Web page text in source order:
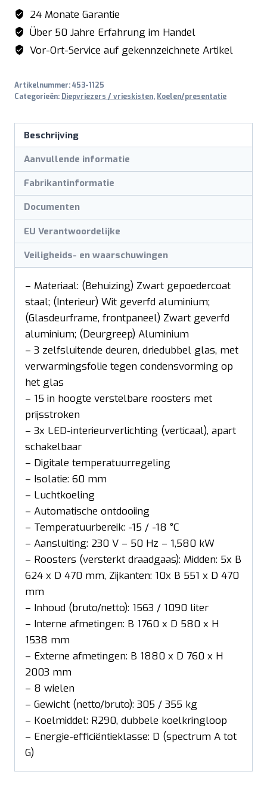
-
model
GTK
1480
aantal
24 Monate Garantie
Über 50 Jahre Erfahrung im Handel
Vor-Ort-Service auf gekennzeichnete Artikel
Artikelnummer:453-1125
Categorieën: Diepvriezers / vrieskisten, Koelen/presentatie
Beschrijving
Aanvullende informatie
Fabrikantinformatie
Documenten
EU Verantwoordelijke
Veiligheids- en waarschuwingen
– Materiaal: (Behuizing) Zwart gepoedercoat
staal; (Interieur) Wit geverfd aluminium;
(Glasdeurframe, frontpaneel) Zwart geverfd
aluminium; (Deurgreep) Aluminium
– 3 zelfsluitende deuren, driedubbel glas, met
verwarmingsfolie tegen condensvorming op
het glas
– 15 in hoogte verstelbare roosters met
prijsstroken
– 3x LED-interieurverlichting (verticaal), apart
schakelbaar
– Digitale temperatuurregeling
– Isolatie: 60 mm
– Luchtkoeling
– Automatische ontdooiing
– Temperatuurbereik: -15 / -18 °C
– Aansluiting: 230 V – 50 Hz – 1,580 kW
– Roosters (versterkt draadgaas): Midden: 5x B
624 x D 470 mm, Zijkanten: 10x B 551 x D 470
mm
– Inhoud (bruto/netto): 1563 / 1090 liter
– Interne afmetingen: B 1760 x D 580 x H
1538 mm
– Externe afmetingen: B 1880 x D 760 x H
2003 mm
– 8 wielen
– Gewicht (netto/bruto): 305 / 355 kg
– Koelmiddel: R290, dubbele koelkringloop
– Energie-efficiëntieklasse: D (spectrum A tot
G)